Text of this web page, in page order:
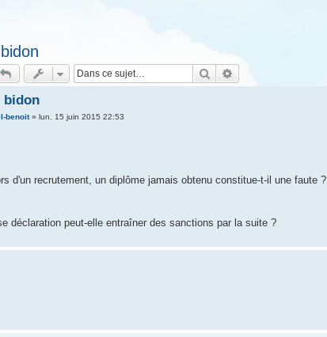
Rechercher
bidon
benoit» lun. 15 juin 2015 22:53
d'un recrutement, un diplôme jamais obtenu constitue-t-il une faute ?
déclaration peut-elle entraîner des sanctions par la suite ?